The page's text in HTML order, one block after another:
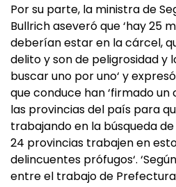
Por su parte, la ministra de
Bullrich aseveró que ‘hay 25
deberían estar en la cárcel,
delito y son de peligrosidad y
buscar uno por uno‘ y
que conduce han ‘firmado
las provincias del país para
trabajando en la búsqueda
24 provincias trabajen en
delincuentes prófugos‘.
entre el trabajo de